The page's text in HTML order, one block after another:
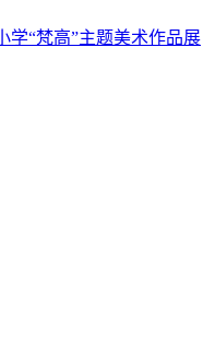
“梵高”主题美术作品展